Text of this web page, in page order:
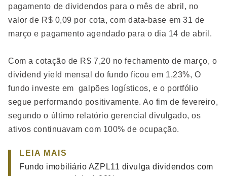
pagamento de dividendos para o mês de abril, no
valor de R$ 0,09 por cota, com data-base em 31 de
março e pagamento agendado para o dia 14 de abril.
Com a cotação de R$ 7,20 no fechamento de março, o
dividend yield mensal do fundo ficou em 1,23%, O
fundo investe em galpões logísticos, e o portfólio
segue performando positivamente. Ao fim de fevereiro,
segundo o último relatório gerencial divulgado, os
ativos continuavam com 100% de ocupação.
LEIA MAIS
Fundo imobiliário AZPL11 divulga dividendos com